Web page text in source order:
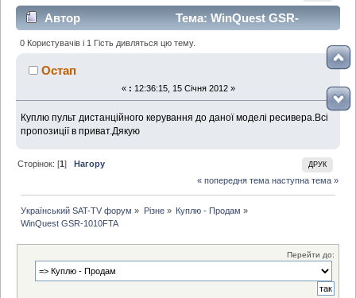
Автор
Тема: WinQuest GSR-
1010FTA (Прочитано 2698 раз)
0 Користувачів і 1 Гість дивляться цю тему.
Остап
« : 12:36:15, 15 Січня 2012 »
Куплю пульт дистанційного керування до даної моделі ресивера.Всі
пропозиції в приват.Дякую
ДРУК
Сторінок: [1]Нагору
« попередня тема наступна тема »
Український SAT-TV форум » Різне» Куплю - Продам »
WinQuest GSR-1010FTA
Перейти до: